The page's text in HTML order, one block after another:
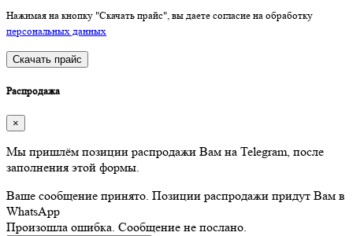
Нажимая на кнопку "Скачать прайс", вы даете согласие на обработку
персональных данных
Скачать прайс
Распродажа
×
Мы пришлём позиции распродажи Вам на Telegram, после
заполнения этой формы.
Ваше сообщение принято. Позиции распродажи придут Вам в
WhatsApp
Произошла ошибка. Сообщение не послано.